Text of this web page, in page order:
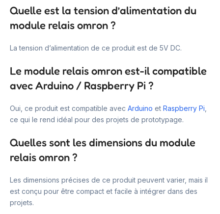
Quelle est la tension d’alimentation du
module relais omron ?
La tension d’alimentation de ce produit est de 5V DC.
Le module relais omron est-il compatible
avec Arduino / Raspberry Pi ?
Oui, ce produit est compatible avec Arduino et Raspberry Pi
ce qui le rend idéal pour des projets de prototypage.
Quelles sont les dimensions du module
relais omron ?
Les dimensions précises de ce produit peuvent varier, mais il
est conçu pour être compact et facile à intégrer dans des
projets.